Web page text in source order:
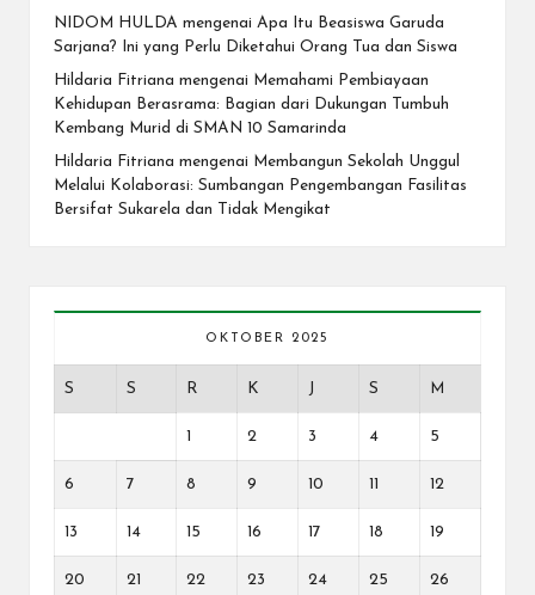
NIDOM HULDA mengenai Apa Itu Beasiswa Garuda
Sarjana? Ini yang Perlu Diketahui Orang Tua dan Siswa
Hildaria Fitriana mengenai
Memahami Pembiayaan
Kehidupan Berasrama: Bagian dari Dukungan Tumbuh
Kembang Murid di SMAN 10 Samarinda
Hildaria Fitriana mengenai
Membangun Sekolah Unggul
Melalui Kolaborasi: Sumbangan Pengembangan Fasilitas
Bersifat Sukarela dan Tidak Mengikat
OKTOBER 2025
S S R K J S M
2 3 4 5
6 7 8 9 10 12
13 14 15 16 17 18 19
20 21 22 23 24 25 26